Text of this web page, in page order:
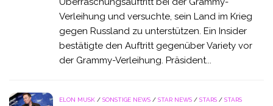
Verleihung und versuchte, sein Land im Krieg
gegen Russland zu unterstützen. Ein Insider
bestätigte den Auftritt gegenüber Variety vor
der Grammy-Verleihung. Präsident...
ELON MUSK / SONSTIGE NEWS / STAR NEWS / STARS / STARS